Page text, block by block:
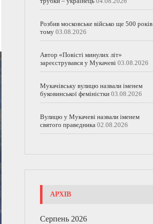
Розбив московське військо ще 500 років
тому 03.08.2026
Автор «Повісті минулих літ»
зареєструвався у Мукачеві 03.08.2026
Мукачівську вулицю назвали іменем
буковинської феміністки 03.08.2026
Вулицю у Мукачеві назвали іменем
святого праведника 02.08.2026
АРХІВ
Серпень 2026